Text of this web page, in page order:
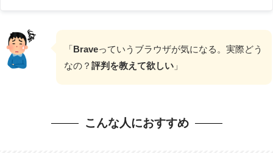
「Braveっていうブラウザが気になる。実際どう
なの？ 評判を教えて欲しい 」
こんな人におすすめ